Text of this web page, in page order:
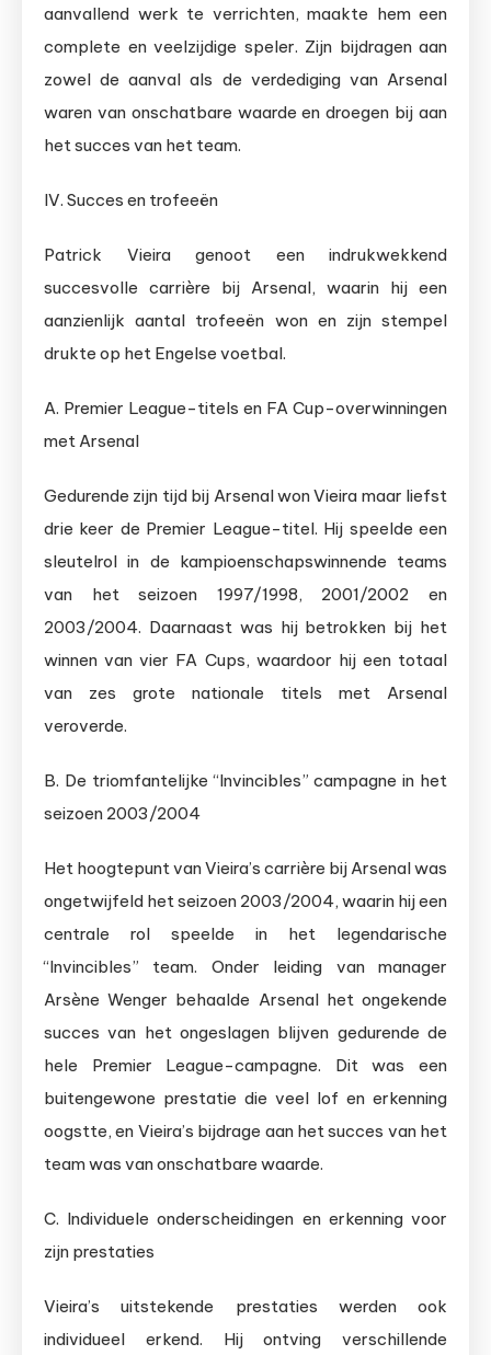
aanvallend werk te verrichten, maakte hem een
complete en veelzijdige speler. Zijn bijdragen aan
zowel de aanval als de verdediging van Arsenal
waren van onschatbare waarde en droegen bij aan
het succes van het team.
IV. Succes en trofeeën
Patrick Vieira genoot een indrukwekkend
succesvolle carrière bij Arsenal, waarin hij een
aanzienlijk aantal trofeeën won en zijn stempel
drukte op het Engelse voetbal.
A. Premier League-titels en FA Cup-overwinningen
met Arsenal
Gedurende zijn tijd bij Arsenal won Vieira maar liefst
drie keer de Premier League-titel. Hij speelde een
sleutelrol in de kampioenschapswinnende teams
van het seizoen 1997/1998, 2001/2002 en
2003/2004. Daarnaast was hij betrokken bij het
winnen van vier FA Cups, waardoor hij een totaal
van zes grote nationale titels met Arsenal
veroverde.
B. De triomfantelijke “Invincibles” campagne in het
seizoen 2003/2004
Het hoogtepunt van Vieira’s carrière bij Arsenal was
ongetwijfeld het seizoen 2003/2004, waarin hij een
centrale rol speelde in het legendarische
“Invincibles” team. Onder leiding van manager
Arsène Wenger behaalde Arsenal het ongekende
succes van het ongeslagen blijven gedurende de
hele Premier League-campagne. Dit was een
buitengewone prestatie die veel lof en erkenning
oogstte, en Vieira’s bijdrage aan het succes van het
team was van onschatbare waarde.
C. Individuele onderscheidingen en erkenning voor
zijn prestaties
Vieira’s uitstekende prestaties werden ook
individueel erkend. Hij ontving verschillende